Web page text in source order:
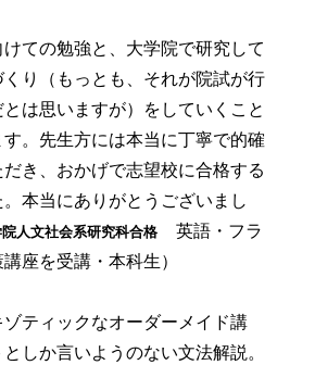
けての勉強と、大学院で研究して
り（もっとも、それが院試が行
は思いますが）をしていくこと
。先生方には本当に丁寧で的確
き、おかげで志望校に合格する
本当にありがとうございまし
人文社会系研究科合格
英語・フラ
座を受講・本科生）
ゾティックなオーダーメイド講
しか言いようのない文法解説。